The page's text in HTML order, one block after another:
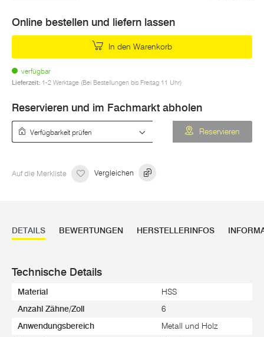
Online bestellen und liefern lassen
In den Warenkorb
verfügbar
Lieferzeit: 1-2 Werktage (Bei Bestellungen bis Freitag 11 Uhr)
Reservieren und im Fachmarkt abholen
Reservieren
Auf die Merkliste Vergleichen
DETAILS BEWERTUNGEN HERSTELLERINFOS
Technische Details
Material HSS
Anzahl Zähne/Zoll 6
Anwendungsbereich Metall und Holz